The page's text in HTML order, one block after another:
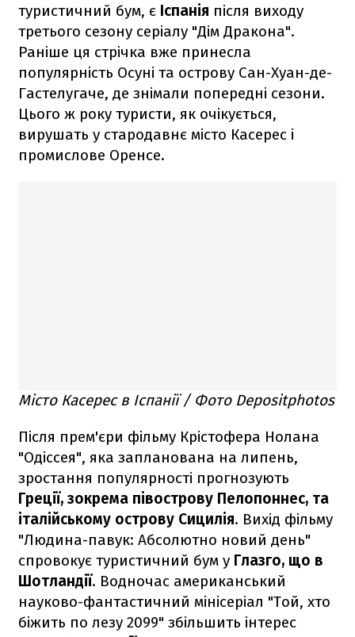
туристичний бум, є Іспанія після виходу
третього сезону серіалу "Дім Дракона".
Раніше ця стрічка вже принесла
популярність Осуні та острову Сан-Хуан-де-
Гастелугаче, де знімали попередні сезони.
Цього ж року туристи, як очікується,
вирушать у стародавнє місто Касерес і
промислове Оренсе.
Місто Касерес в Іспанії / Фото Depositphotos
Після прем'єри фільму Крістофера Нолана
"Одіссея", яка запланована на липень,
зростання популярності прогнозують
Греції, зокрема півострову Пелопоннес, та
італійському острову Сицилія. Вихід фільму
"Людина-павук: Абсолютно новий день"
спровокує туристичний бум у Глазго, що в
Шотландії. Водночас американський
науково-фантастичний мінісеріал "Той, хто
біжить по лезу 2099" збільшить інтерес